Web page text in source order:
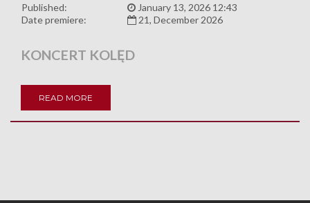
Published:
January 13, 2026 12:43
Date premiere:
21, December 2026
KONCERT KOLĘD
READ MORE